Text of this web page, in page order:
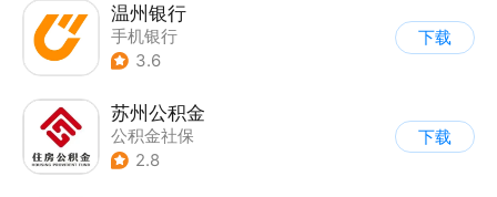
温州银行
手机银行
3.6
下载
苏州公积金
公积金社保
2.8
下载